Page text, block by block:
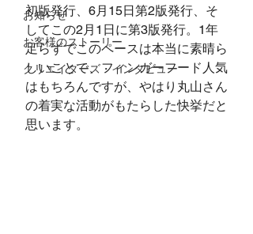
お知らせ
お客様のストーリー
クリエイターズ・インタビュー
初版発行、6月15日第2版発行、そ
してこの2月1日に第3版発行。1年
足らずでこのペースは本当に素晴ら
しいことで、フィンガーフード人気
はもちろんですが、やはり丸山さん
の着実な活動がもたらした快挙だと
思います。